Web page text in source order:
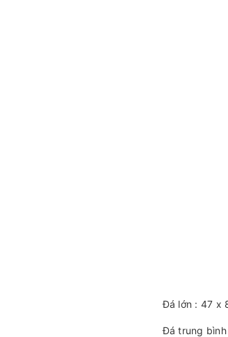
Đá lớn : 47 x
Đá trung